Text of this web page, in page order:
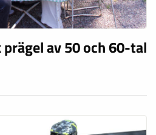
av 50 och 60-tal